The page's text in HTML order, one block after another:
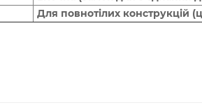
Для повнотілих конструкцій